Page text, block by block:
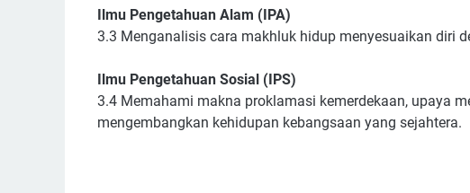
Ilmu Pengetahuan Alam (IPA)
3.3 Menganalisis cara makhluk hidup menyesuaikan diri
Ilmu Pengetahuan Sosial (IPS)
3.4 Memahami makna proklamasi kemerdekaan, upaya
mengembangkan kehidupan kebangsaan yang sejahtera.